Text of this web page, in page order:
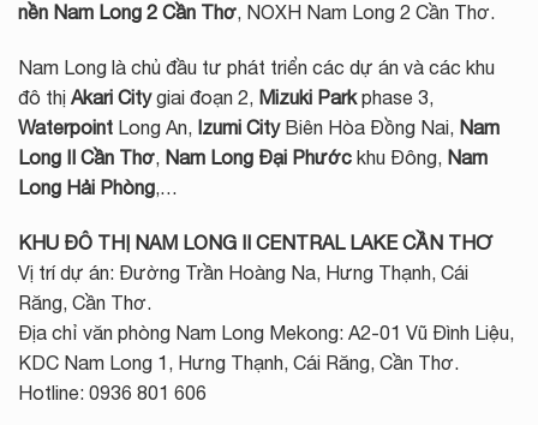
nền Nam Long 2 Cần Thơ, NOXH Nam Long 2 Cần Thơ.
Nam Long là chủ đầu tư phát triển các dự án và các khu
đô thị Akari Citygiai đoạn 2, Mizuki Parkphase 3,
Waterpoint Long An, Izumi CityBiên Hòa Đồng Nai, Nam
Long II Cần Thơ, Nam Long Đại Phước khu Đông, Nam
Long Hải Phòng,…
KHU ĐÔ THỊ NAM LONG II CENTRAL LAKE CẦN THƠ
Vị trí dự án: Đường Trần Hoàng Na, Hưng Thạnh, Cái
Răng, Cần Thơ.
Địa chỉ văn phòng Nam Long Mekong: A2-01 Vũ Đình Liệu,
KDC Nam Long 1, Hưng Thạnh, Cái Răng, Cần Thơ.
Hotline: 0936 801 606